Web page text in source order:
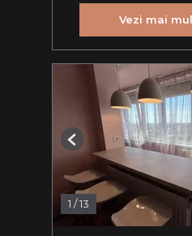
Vezi mai
1 /13
Previous